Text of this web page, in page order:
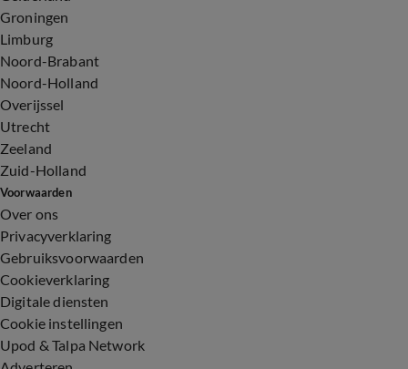
Groningen
Limburg
Noord-Brabant
Noord-Holland
Overijssel
Utrecht
Zeeland
Zuid-Holland
Voorwaarden
Over ons
Privacyverklaring
Gebruiksvoorwaarden
Cookieverklaring
Digitale diensten
Cookie instellingen
Upod & Talpa Network